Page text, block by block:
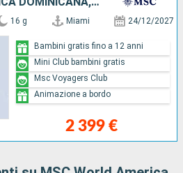
16 g Miami 24/12/2027
2 399 €
Bambini gratis fino a 12 anni
Mini Club bambini gratis
Msc Voyagers Club
Animazione a bordo